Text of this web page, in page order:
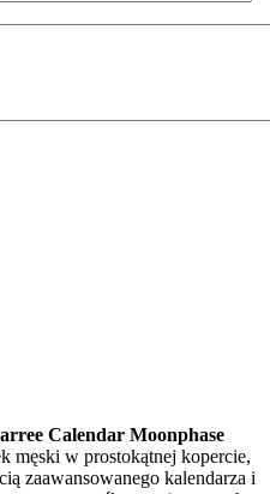
Calendar Moonphase
męski w prostokątnej kopercie,
zaawansowanego kalendarza i